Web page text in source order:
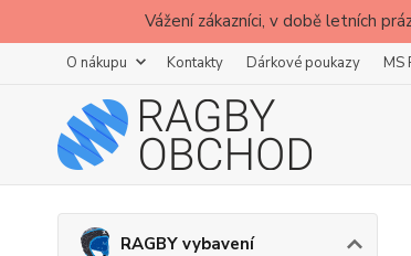
Vážení zákazníci, v době letních
O nákupu Kontakty Dárkové poukazy MS
RAGBY vybavení